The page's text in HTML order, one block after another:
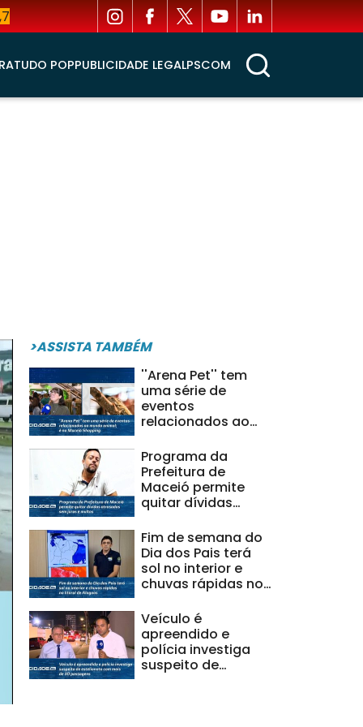
TUDO POPPUBLICIDADE LEGALPSCOM
>ASSISTA TAMBÉM
''Arena Pet'' tem
uma série de
eventos
relacionados ao
Maceió Shopping
Programa da
Prefeitura de
Maceió permite
quitar dívidas
juros e multas
Fim de semana do
Dia dos Pais terá
sol no interior e
chuvas rápidas no
Veículo é
apreendido e
polícia investiga
suspeito de